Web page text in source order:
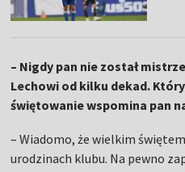
– Nigdy pan nie został
Lechowi od kilku dekad.
świętowanie wspomina pan
– Wiadomo, że wielkim
urodzinach klubu. Na pewno